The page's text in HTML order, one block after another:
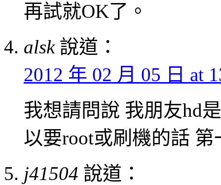
再試就OK了。
alsk 說道：
2012 年 02 月 05 日 at
我想請問說 我朋友hd
以要root或刷機的話 第
j41504 說道：